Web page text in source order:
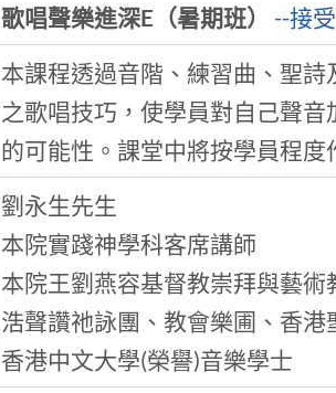
歌唱聲樂進深E（暑期班）
--接
本課程透過音階、練習曲、聖
之歌唱技巧，使學員對自己聲
的可能性。課堂中將按學員程度
劉永生先生
本院實踐神學科客席講師
本院王劉燕容基督教崇拜與藝術
浩聲讚祂詠團、教會樂圃、香港
香港中文大學(榮譽)音樂學士